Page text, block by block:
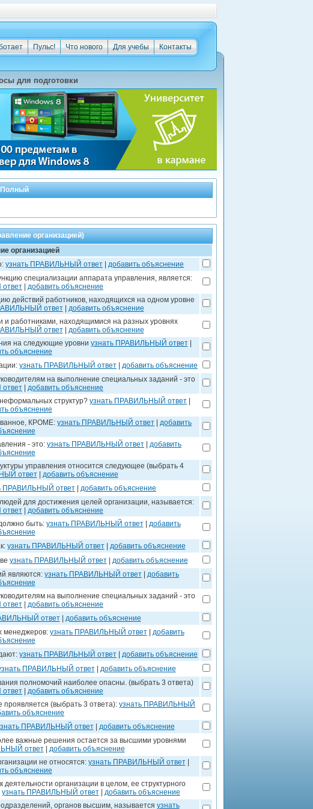
Контакты
Для учебы
Что нового
Пульс!
для подготовки
Полный
организацией)
организацией
узнать ПРАВИЛЬНЫЙ ответ добавить объяснение
специализации аппарата управления, является:
добавить объяснение
действий работников, находящихся на одном уровне
ответ| добавить объяснение
работниками, находящимися на разных уровнях
ответ| добавить объяснение
на следующие уровни узнать ПРАВИЛЬНЫЙ ответ|
объяснение
узнать ПРАВИЛЬНЫЙ ответ добавить объяснение
на выполнение специальных заданий - это
добавить объяснение
структур? узнать ПРАВИЛЬНЫЙ ответ
объяснение
КРОМЕ: узнать ПРАВИЛЬНЫЙ ответ
добавить
- это: узнать ПРАВИЛЬНЫЙ ответ
добавить
управления относится следующее (выбрать 4
ответ| добавить объяснение
ПРАВИЛЬНЫЙ ответ добавить объяснение
для достижения целей организации, называется:
добавить объяснение
быть: узнать ПРАВИЛЬНЫЙ ответ| добавить
узнать ПРАВИЛЬНЫЙ ответ| добавить объяснение
узнать ПРАВИЛЬНЫЙ ответ| добавить объяснение
являются: узнать ПРАВИЛЬНЫЙ ответ
добавить
на выполнение специальных заданий - это
добавить объяснение
ответ| добавить объяснение
менеджеров: узнать ПРАВИЛЬНЫЙ ответ| добавить
узнать ПРАВИЛЬНЫЙ ответ
добавить объяснение
ПРАВИЛЬНЫЙ ответ| добавить объяснение
полномочий наиболее опасны. (выбрать 3 ответа)
добавить объяснение
проявляется (выбрать 3 ответа): узнать ПРАВИЛЬНЫЙ
объяснение
ПРАВИЛЬНЫЙ ответ| добавить объяснение
важные решения остается за высшими уровнями
ответ| добавить объяснение
не относятся: узнать ПРАВИЛЬНЫЙ ответ|
объяснение
организации в целом, ее структурного
узнать ПРАВИЛЬНЫЙ ответ| добавить объяснение
органов высшим, называется узнать